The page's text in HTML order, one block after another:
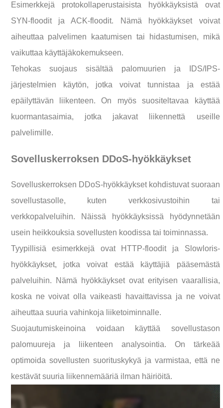
Esimerkkejä protokollaperustaisista hyökkäyksistä ovat
SYN-floodit ja ACK-floodit. Nämä hyökkäykset voivat
aiheuttaa palvelimen kaatumisen tai hidastumisen, mikä
vaikuttaa käyttäjäkokemukseen.
Tehokas suojaus sisältää palomuurien ja IDS/IPS-
järjestelmien käytön, jotka voivat tunnistaa ja estää
epäilyttävän liikenteen. On myös suositeltavaa käyttää
kuormantasaimia, jotka jakavat liikennettä useille
palvelimille.
Sovelluskerroksen DDoS-hyökkäykset
Sovelluskerroksen DDoS-hyökkäykset kohdistuvat suoraan
sovellustasolle, kuten verkkosivustoihin tai
verkkopalveluihin. Näissä hyökkäyksissä hyödynnetään
usein heikkouksia sovellusten koodissa tai toiminnassa.
Tyypillisiä esimerkkejä ovat HTTP-floodit ja Slowloris-
hyökkäykset, jotka voivat estää käyttäjiä pääsemästä
palveluihin. Nämä hyökkäykset ovat erityisen vaarallisia,
koska ne voivat olla vaikeasti havaittavissa ja ne voivat
aiheuttaa suuria vahinkoja liiketoiminnalle.
Suojautumiskeinoina voidaan käyttää sovellustason
palomuureja ja liikenteen analysointia. On tärkeää
optimoida sovellusten suorituskykyä ja varmistaa, että ne
kestävät suuria liikennemääriä ilman häiriöitä.